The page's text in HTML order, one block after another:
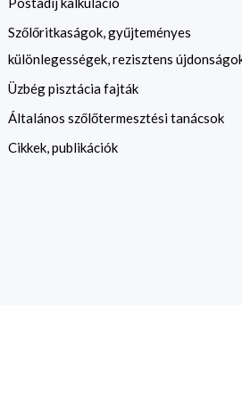
Szőlőritkaságok, gyűjteményes
különlegességek, rezisztens
Üzbég pisztácia fajták
Általános szőlőtermesztési tanácsok
Cikkek, publikációk